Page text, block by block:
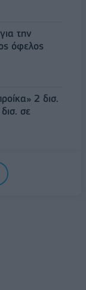
την
όφελος
2 δισ.
σε
η